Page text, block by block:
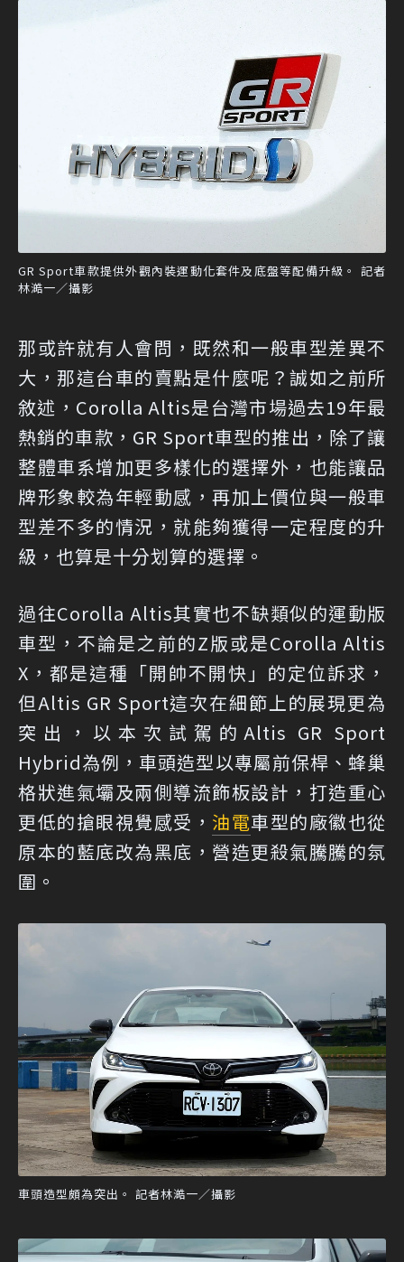
GR Sport車款提供外觀內裝運動化套件及底盤等配備升級。 記者
林澔一／攝影
那或許就有人會問，既然和一般車型差異不
大，那這台車的賣點是什麼呢？誠如之前所
敘述，Corolla Altis是台灣市場過去19年最
熱銷的車款，GR Sport車型的推出，除了讓
整體車系增加更多樣化的選擇外，也能讓品
牌形象較為年輕動感，再加上價位與一般車
型差不多的情況，就能夠獲得一定程度的升
級，也算是十分划算的選擇。
過往Corolla Altis其實也不缺類似的運動版
車型，不論是之前的Z版或是Corolla Altis
X，都是這種「開帥不開快」的定位訴求，
但Altis GR Sport這次在細節上的展現更為
突出，以本次試駕的Altis GR Sport
Hybrid為例，車頭造型以專屬前保桿、蜂巢
格狀進氣壩及兩側導流飾板設計，打造重心
更低的搶眼視覺感受， 油電車型的廠徽也從
原本的藍底改為黑底，營造更殺氣騰騰的氛
圍。
車頭造型頗為突出。 記者林澔一／攝影